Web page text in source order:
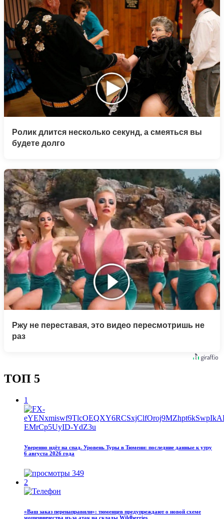
Ролик длится несколько секунд, а смеяться вы
будете долго
Ржу не переставая, это видео пересмотришь не
раз
ТОП 5
1
Уверенно идёт на спад. Уровень Туры в Тюмени: последние данные к утру
6 августа 2026 года
349
2
«Ваш заказ перенаправили»: тюменцев предупреждают о новой схеме
мошенничества из-за атак на склады Wildberries